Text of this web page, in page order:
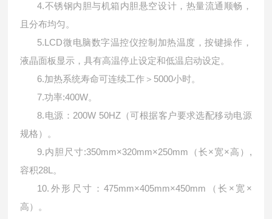
4.不锈钢内胆与机箱内胆悬空设计，热量流通顺畅，
且分布均匀。
5.LCD微电脑数字温控仪控制加热温度，按键操作，
液晶面板显示，具有高温停止设定和低温启动设定。
6.加热系统寿命可连续工作＞ 5000小时。
7.功率:400W。
8.电源： 200W 50HZ（可根据客户要求选配移动电源
规格）。
9.内胆尺寸:350mm×320mm×250mm （长×宽×高） ,
容积28L 。
10. 外形尺寸：475mm×405mm×450mm （长 × 宽 ×
高）。